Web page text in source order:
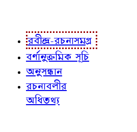
রবীন্দ্র-রচনাসমগ্র
বর্ণানুক্রমিক সূচি
অনুসন্ধান
রচনাবলীর
অধিতথ্য